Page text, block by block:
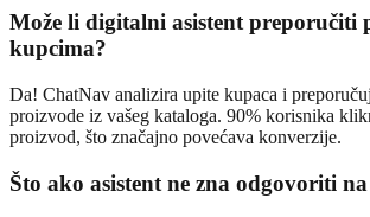
Može li digitalni asistent preporučiti
kupcima?
Da! ChatNav analizira upite kupaca i
proizvode iz vašeg kataloga. 90% korisnika
proizvod, što značajno povećava konverzije.
Što ako asistent ne zna odgovoriti